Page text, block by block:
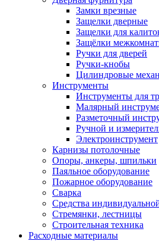
Замки врезные
Защелки дверные
Защелки для
Защёлки
Ручки для дверей
Ручки-кнобы
Цилиндровые
Инструменты
Инструменты для
Малярный
Разметочный
Ручной и
Электроинструмент
Карнизы потолочные
Опоры, анкеры, шпильки
Паяльное оборудование
Пожарное оборудование
Сварка
Средства
Стремянки, лестницы
Строительная техника
Расходные материалы